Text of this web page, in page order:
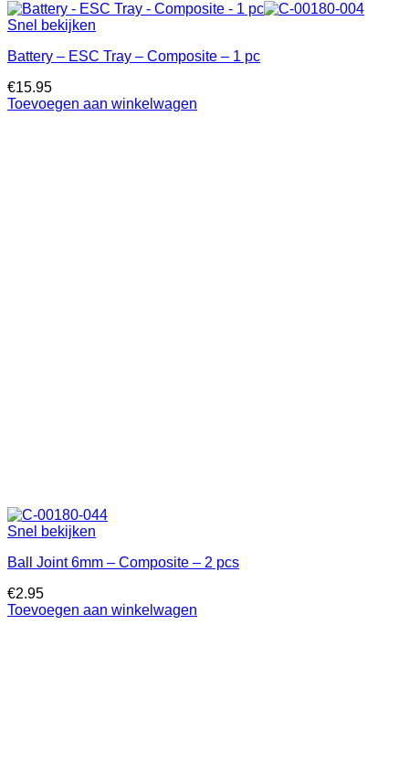
Snel bekijken
Battery – ESC Tray – Composite – 1 pc
€15.95
Toevoegen aan winkelwagen
Snel bekijken
Ball Joint 6mm – Composite – 2 pcs
€2.95
Toevoegen aan winkelwagen